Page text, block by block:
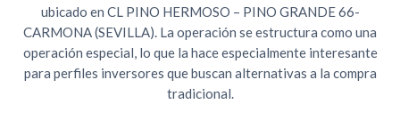
ubicado en CL PINO HERMOSO – PINO GRANDE 66-
CARMONA (SEVILLA). La operación se estructura como una
operación especial, lo que la hace especialmente interesante
para perfiles inversores que buscan alternativas a la compra
tradicional.